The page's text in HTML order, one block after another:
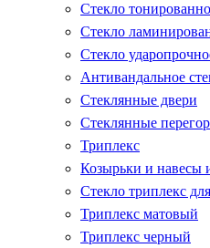
Стекло
Стекло
Стекло
Антивандальное
Стеклянные двери
Стеклянные
Триплекс
Козырьки и навесы
Стекло триплекс
Триплекс матовый
Триплекс черный